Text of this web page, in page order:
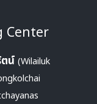
Center
น์ (Wilailuk